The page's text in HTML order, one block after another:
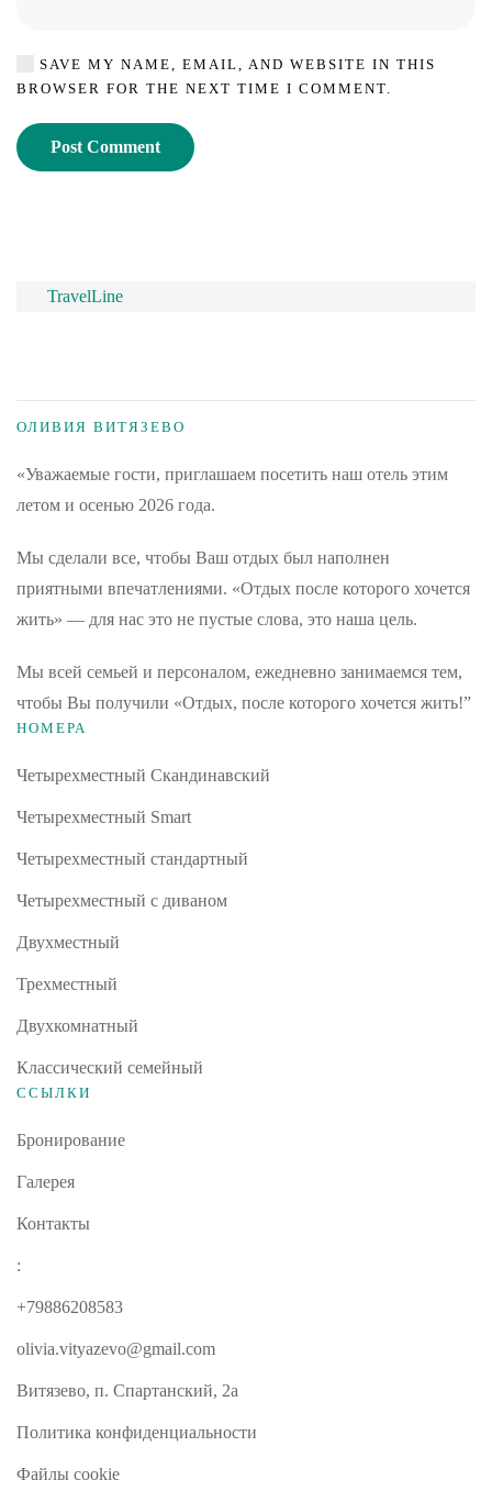
SAVE MY NAME, EMAIL, AND WEBSITE IN THIS
BROWSER FOR THE NEXT TIME I COMMENT.
Post Comment
TravelLine
ОЛИВИЯ ВИТЯЗЕВО
«Уважаемые гости, приглашаем посетить наш отель этим
летом и осенью 2026 года.
Мы сделали все, чтобы Ваш отдых был наполнен
приятными впечатлениями. «Отдых после которого хочется
жить» — для нас это не пустые слова, это наша цель.
Мы всей семьей и персоналом, ежедневно занимаемся тем,
чтобы Вы получили «Отдых, после которого хочется жить!”
НОМЕРА
Четырехместный Скандинавский
Четырехместный Smart
Четырехместный стандартный
Четырехместный с диваном
Двухместный
Трехместный
Двухкомнатный
Классический семейный
ССЫЛКИ
Бронирование
Галерея
Контакты
:
+79886208583
olivia.vityazevo@gmail.com
Витязево, п. Спартанский, 2а
Политика конфиденциальности
Файлы cookie